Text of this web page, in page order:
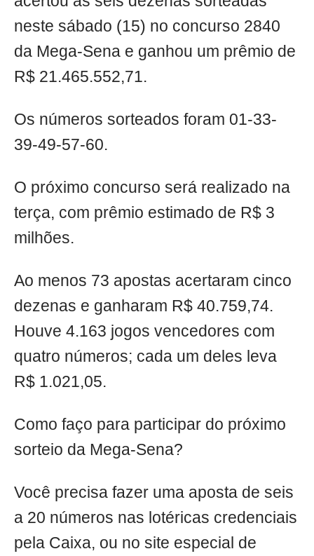
neste sábado (15) no concurso 2840
da Mega-Sena e ganhou um prêmio de
R$ 21.465.552,71.
Os números sorteados foram 01-33-
39-49-57-60.
O próximo concurso será realizado na
terça, com prêmio estimado de R$ 3
milhões.
Ao menos 73 apostas acertaram cinco
dezenas e ganharam R$ 40.759,74.
Houve 4.163 jogos vencedores com
quatro números; cada um deles leva
R$ 1.021,05.
Como faço para participar do próximo
sorteio da Mega-Sena?
Você precisa fazer uma aposta de seis
a 20 números nas lotéricas credenciais
pela Caixa, ou no site especial de